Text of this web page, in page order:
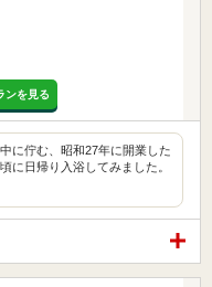
ンを見る
に佇む、昭和27年に開業した
に日帰り入浴してみました。